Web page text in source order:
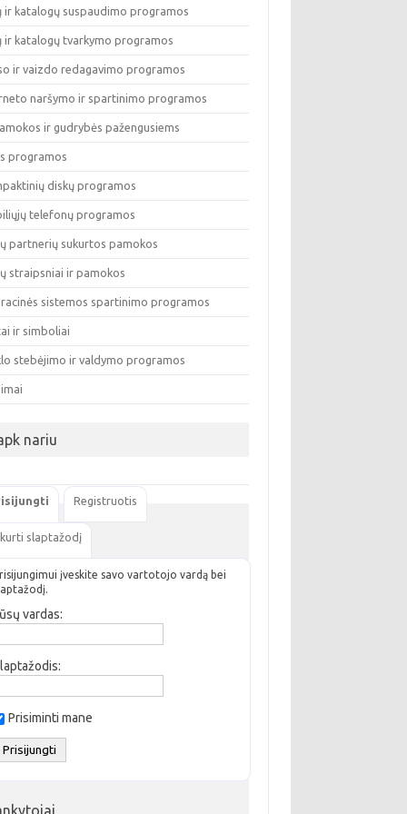
ir katalogų suspaudimo programos
ir katalogų tvarkymo programos
ir vaizdo redagavimo programos
naršymo ir spartinimo programos
ir gudrybės pažengusiems
programos
diskų programos
telefonų programos
partnerių sukurtos pamokos
straipsniai ir pamokos
sistemos spartinimo programos
ir simboliai
stebėjimo ir valdymo programos
nariu
Registruotis
slaptažodį
įveskite savo vartotojo vardą bei
vardas:
Prisiminti mane